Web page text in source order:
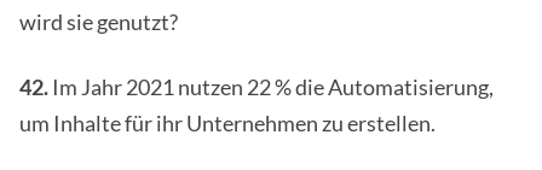
wird sie genutzt?
42. Im Jahr 2021 nutzen 22 % die Automatisierung,
um Inhalte für ihr Unternehmen zu erstellen.